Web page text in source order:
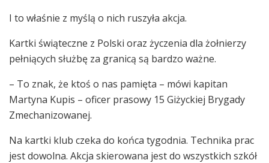
I to właśnie z myślą o nich ruszyła akcja.
Kartki świąteczne z Polski oraz życzenia dla żołnierzy
pełniących służbę za granicą są bardzo ważne.
– To znak, że ktoś o nas pamięta – mówi kapitan
Martyna Kupis – oficer prasowy 15 Giżyckiej Brygady
Zmechanizowanej.
Na kartki klub czeka do końca tygodnia. Technika prac
jest dowolna. Akcja skierowana jest do wszystkich szkół